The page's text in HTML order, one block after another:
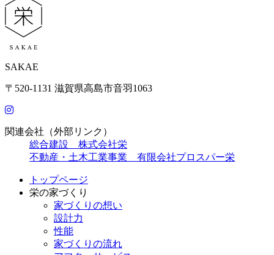
SAKAE
〒520-1131 滋賀県高島市音羽1063
関連会社（外部リンク）
総合建設 株式会社栄
不動産・土木工業事業 有限会社プロスパー栄
トップページ
栄の家づくり
家づくりの想い
設計力
性能
家づくりの流れ